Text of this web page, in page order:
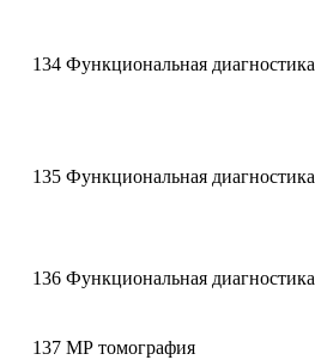
134 Функциональная диагностика
135 Функциональная диагностика
136 Функциональная диагностика
137 МР томография